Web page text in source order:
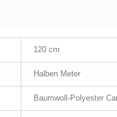
120 cm
Halben Meter
Baumwoll-Polyester